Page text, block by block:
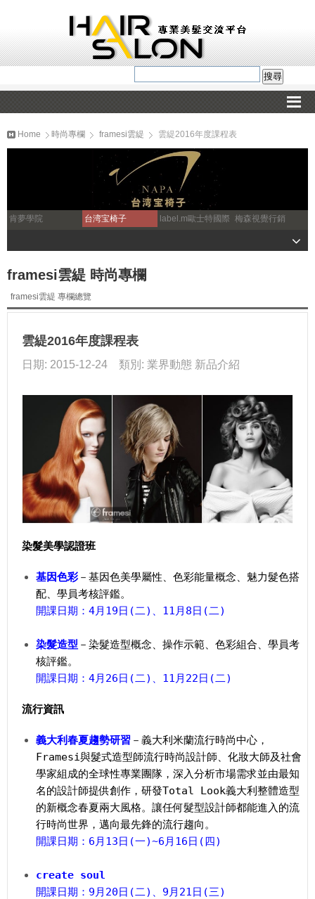
Home 時尚專欄 framesi雲緹 雲緹2016年度課程表
肯夢學院 台湾宝椅子 label.m歐士特國際 梅森視覺行銷
framesi雲緹 時尚專欄
framesi雲緹 專欄總覽
雲緹2016年度課程表
日期: 2015-12-24 類別: 業界動態 新品介紹
染髮美學認證班
基因色彩 －基因色美學屬性、色彩能量概念、魅力髮色搭
配、學員考核評鑑。
開課日期：4月19日(二)、11月8日(二)
染髮造型 －染髮造型概念、操作示範、色彩組合、學員考
核評鑑。
開課日期：4月26日(二)、11月22日(二)
流行資訊
義大利春夏趨勢研習 －義大利米蘭流行時尚中心，
Framesi與髮式造型師流行時尚設計師、化妝大師及社會
學家組成的全球性專業團隊，深入分析市場需求並由最知
名的設計師提供創作，研發Total Look義大利整體造型
的新概念春夏兩大風格。讓任何髮型設計師都能進入的流
行時尚世界，邁向最先鋒的流行趨向。
開課日期：6月13日(一)~6月16日(四)
create soul
開課日期：9月20日(二)、9月21日(三)